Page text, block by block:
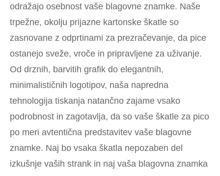
odražajo osebnost vaše blagovne znamke. Naše
trpežne, okolju prijazne kartonske škatle so
zasnovane z odprtinami za prezračevanje, da pice
ostanejo sveže, vroče in pripravljene za uživanje.
Od drznih, barvitih grafik do elegantnih,
minimalističnih logotipov, naša napredna
tehnologija tiskanja natančno zajame vsako
podrobnost in zagotavlja, da so vaše škatle za pico
po meri avtentična predstavitev vaše blagovne
znamke. Naj bo vsaka škatla nepozaben del
izkušnje vaših strank in naj vaša blagovna znamka